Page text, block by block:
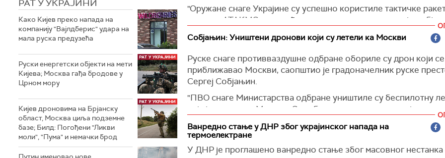
РАТ У УКРАЈИНИ
Како Кијев преко напада на
компанију "Вајлдберис" удара на
мала руска предузећа
Руски енергетски објекти на мети
Кијева; Москва гађа бродове у
Црном мору
Кијев дроновима на Брјанску
област, Москва циља подземне
базе; Билд: Погођени "Ликви
моли", "Пума" и немачки брод
Зеленски је изјавио да ће нови пакет војне помоћи Шпаније
укључивати, посебно, 40 ракета за системе противваздушне
"Ирис-Т".
(Танјуг)
"Оружане снаге Украјине су успешно користиле тактичке
системе АТАКМС за извођење прецизног удара на војне
непоколебљиву посвећеност Украјине свом суверенитету",
саопштењу.
Генералштаб није прецизирао када је напад извршен и које су
погођене.
"Употреба оружја дугог домета, посебно АТАКМС-а, биће
наводи Генералштаб.
(Украјинска правда)
Собјањин: Уништени дронови који су летели ка Москви
Руске снаге противваздушне одбране обориле су дрон који се
приближавао Москви, саопштио је градоначелник руске
Сергеј Собјањин.
"ПВО снаге Министарства одбране уништиле су беспилотну
која је летела ка Москви. Службе за ванредне ситуације раде
Собјањин је након тога известио о уништењу још једног дрона
напао Москву. Неколико минута касније градоначелник
Ванредно стање у ДНР због украјинског напада на
термоелектране
У ДНР је проглашено ванредно стање због масовног нестанка